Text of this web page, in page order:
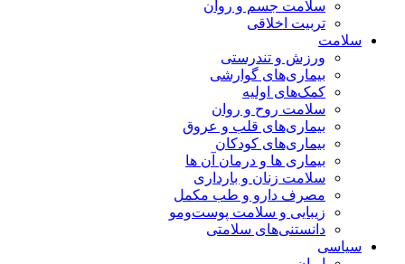
سلامت جسم و روان
تربیت اخلاقی
سلامت
ورزش و تندرستی
بیماری‌های گوارشی
کمک‌های اولیه
سلامت روح و روان
بیماری‌های قلب و عروق
بیماری‌های کودکان
بیماری ها و درمان آن ها
سلامت زنان و بارداری
مصرف دارو و طب مکمل
زیبایی و سلامت پوست‌ومو
دانستنی‌های سلامتی
سیاسی